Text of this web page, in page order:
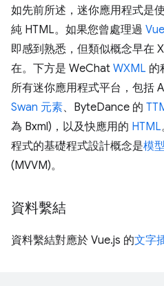
如先前所述，迷你應用程式是
純 HTML。如果您曾處理過
即感到熟悉，但類似概念早在
在。下方是 WeChat WXML 的
所有迷你應用程式平台，包括
Swan 元素、ByteDance 的
為 Bxml)，以及快應用的 HTML
程式的基礎程式設計概念是模
(MVVM)。
資料繫結
資料繫結對應於 Vue.js 的文字